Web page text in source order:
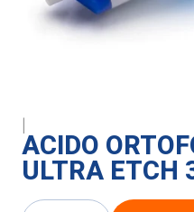
ACIDO
ULTRA ETCH